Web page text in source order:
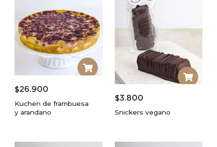
$26.900
Kuchen de frambuesa
y arandano
$3.800
Snickers vegano